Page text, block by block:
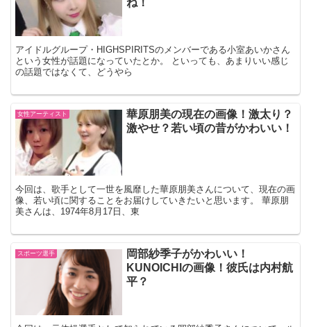
アイドルグループ・HIGHSPIRITSのメンバーである小室あいかさん
という女性が話題になっていたとか。 といっても、あまりいい感じ
の話題ではなくて、どうやら
女性アーティスト
華原朋美の現在の画像！激太り？
激やせ？若い頃の昔がかわいい！
今回は、歌手として一世を風靡した華原朋美さんについて、現在の画
像、若い頃に関することをお届けしていきたいと思います。 華原朋
美さんは、1974年8月17日、東
スポーツ選手
岡部紗季子がかわいい！
KUNOICHIの画像！彼氏は内村航
平？